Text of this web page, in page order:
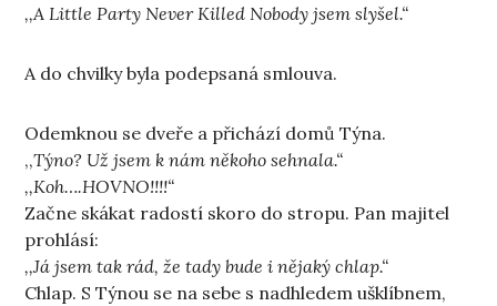
,,A Little Party Never Killed Nobody jsem slyšel.“
A do chvilky byla podepsaná smlouva.
Odemknou se dveře a přichází domů Týna.
,,Týno? Už jsem k nám někoho sehnala.“
,,Koh….HOVNO!!!!“
Začne skákat radostí skoro do stropu. Pan majitel
prohlásí:
,,Já jsem tak rád, že tady bude i nějaký chlap.“
Chlap. S Týnou se na sebe s nadhledem ušklíbnem,